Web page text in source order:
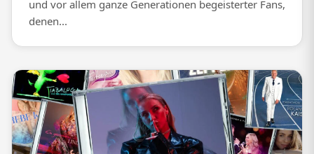
und vor allem ganze Generationen begeisterter Fans,
denen...